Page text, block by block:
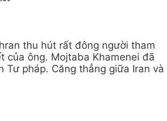
thu hút rất đông người tham
của ông. Mojtaba Khamenei đã
Tư pháp. Căng thẳng giữa Iran và